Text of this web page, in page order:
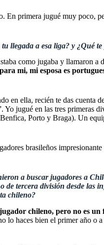
En primera jugué muy poco,
llegada a esa liga? y ¿Qué
como jugaba y llamaron a
mi, mi esposa es
en ella, recién te das cuenta
Yo jugué en las tres primeras
Porto y Braga). Un
brasileños
a buscar jugadores a
tercera división desde las
chileno?
chileno, pero no es
lo haces bien el primer año o